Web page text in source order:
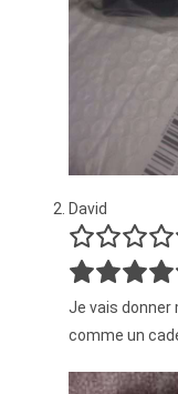
David
Je vais donner
comme un